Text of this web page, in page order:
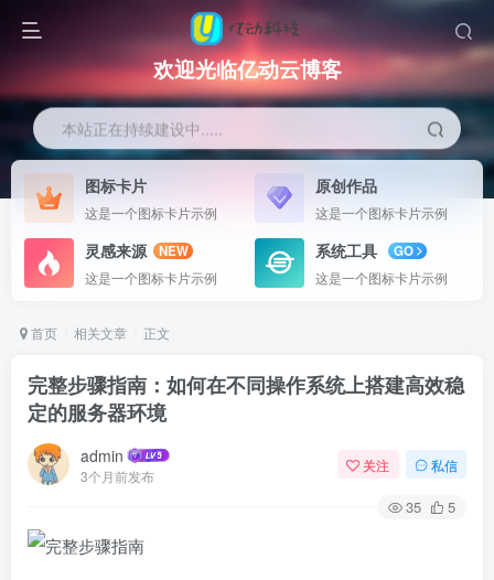
欢迎光临亿动云博客
本站正在持续建设中.....
图标卡片
这是一个图标卡片示例
原创作品
这是一个图标卡片示例
灵感来源
NEW
这是一个图标卡片示例
系统工具
GO
这是一个图标卡片示例
首页 相关文章 正文
完整步骤指南：如何在不同操作系统上搭建高效稳
定的服务器环境
admin
3个月前发布
关注 私信
35 5